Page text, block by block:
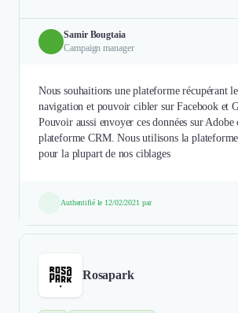
Samir Bougtaia
Campaign manager
Nous souhaitions une plateforme récupérant
navigation et pouvoir cibler sur Facebook et
Pouvoir aussi envoyer ces données sur
plateforme CRM. Nous utilisons la
pour la plupart de nos ciblages
Authentifié le 12/02/2021 par
Rosapark